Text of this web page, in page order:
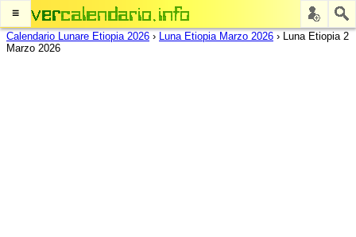
≡
Calendario Lunare Etiopia 2026 › Luna Etiopia Marzo 2026 › Luna Etiopia 2
Marzo 2026